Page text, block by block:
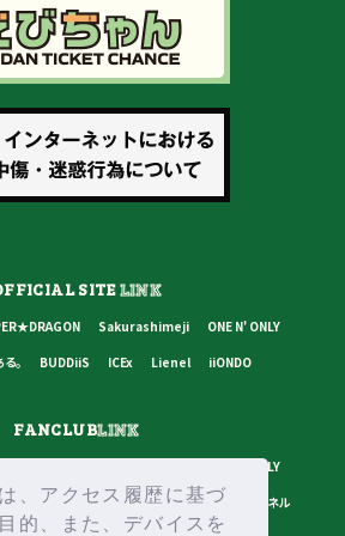
、アクセス履歴に基づ
的、また、デバイスを
SITELINK
Sakurashimeji
ONE N' ONLY
。
BUDDiiS ICEx Lienel iiONDO
FANCLUBLINK
ONE N' ONLY
BUDDiiS ICEx Lienel スターダストチャンネル